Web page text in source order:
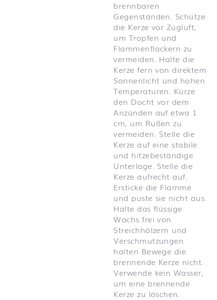
brennbaren
Gegenständen. Schütze
die Kerze vor Zugluft,
um Tropfen und
Flammenflackern zu
vermeiden. Halte die
Kerze fern von direktem
Sonnenlicht und hohen
Temperaturen. Kürze
den Docht vor dem
Anzünden auf etwa 1
cm, um Rußen zu
vermeiden. Stelle die
Kerze auf eine stabile
und hitzebeständige
Unterlage. Stelle die
Kerze aufrecht auf.
Ersticke die Flamme
und puste sie nicht aus.
Halte das flüssige
Wachs frei von
Streichhölzern und
Verschmutzungen
halten Bewege die
brennende Kerze nicht.
Verwende kein Wasser,
um eine brennende
Kerze zu löschen.